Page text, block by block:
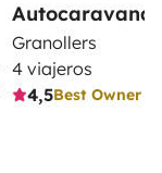
Autocaravana
Granollers
4 viajeros
4,5Best Owner